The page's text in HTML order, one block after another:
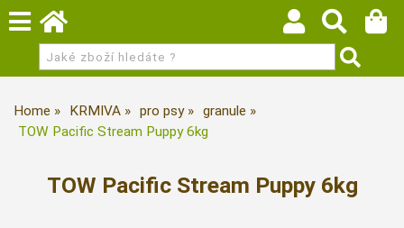
Home KRMIVA pro psy
granule
TOW Pacific Stream Puppy 6kg
TOW Pacific Stream Puppy 6kg